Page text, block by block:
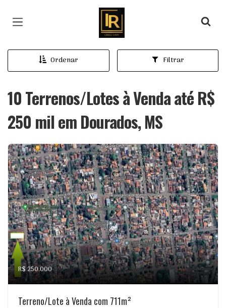
Página inicial
Ordenar Filtrar
10 Terrenos/Lotes à Venda até R$
250 mil em Dourados, MS
R$ 250.000
Terreno/Lote à Venda com 711m²